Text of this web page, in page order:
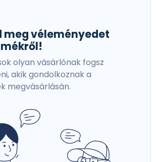
meg véleményedet
olyan vásárlónak fogsz
akik gondolkoznak a
megvásárlásán.